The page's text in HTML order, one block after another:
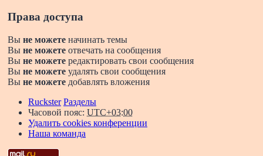
Права доступа
Вы не можете начинать темы
Вы не можете отвечать на сообщения
Вы не можете редактировать свои сообщения
Вы не можете удалять свои сообщения
Вы не можете добавлять вложения
Ruckster Разделы
Часовой пояс: UTC+03:00
Удалить cookies конференции
Наша команда